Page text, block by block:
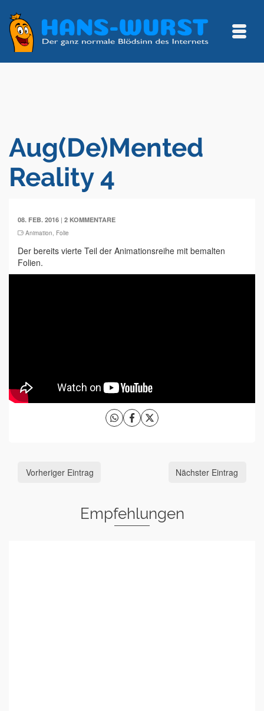
Aug(De)Mented
Reality 4
08. FEB. 2016 | 2 KOMMENTARE
Animation, Folie
Der bereits vierte Teil der Animationsreihe mit bemalten
Folien.
Vorheriger Eintrag Nächster Eintrag
Empfehlungen